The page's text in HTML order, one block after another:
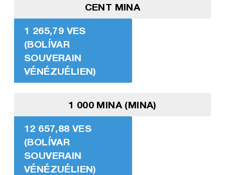
CENT MINA
1 265,79 VES
(BOLÍVAR
SOUVERAIN
VÉNÉZUÉLIEN)
1 000 MINA (MINA)
12 657,88 VES
(BOLÍVAR
SOUVERAIN
VÉNÉZUÉLIEN)